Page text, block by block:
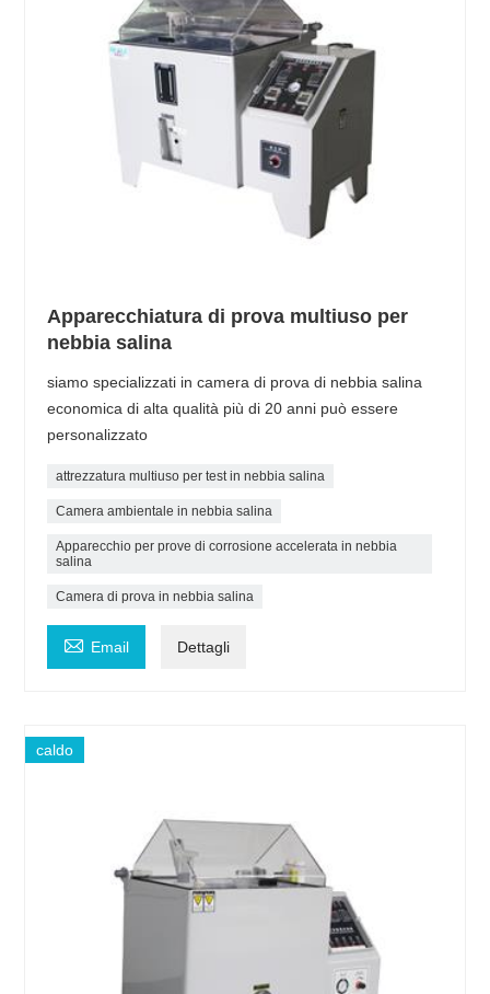
Apparecchiatura di prova multiuso per
nebbia salina
siamo specializzati in camera di prova di nebbia salina
economica di alta qualità più di 20 anni può essere
personalizzato
attrezzatura multiuso per test in nebbia salina
Camera ambientale in nebbia salina
Apparecchio per prove di corrosione accelerata in nebbia
salina
Camera di prova in nebbia salina
 Email Dettagli
caldo